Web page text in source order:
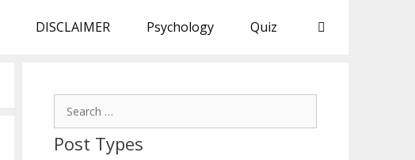
DISCLAIMER Psychology Quiz
Post Types